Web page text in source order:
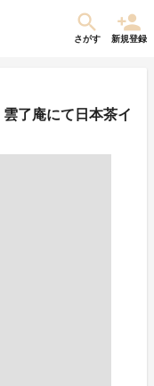
さがす 新規登録
了庵にて日本茶イ